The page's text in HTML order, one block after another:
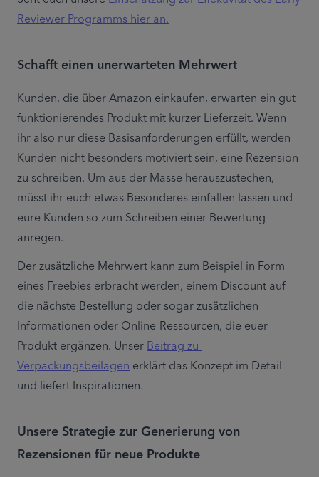
Reviewer Programms hier an.
Schafft einen unerwarteten Mehrwert
Kunden, die über Amazon einkaufen, erwarten ein gut
funktionierendes Produkt mit kurzer Lieferzeit. Wenn
ihr also nur diese Basisanforderungen erfüllt, werden
Kunden nicht besonders motiviert sein, eine Rezension
zu schreiben. Um aus der Masse herauszustechen,
müsst ihr euch etwas Besonderes einfallen lassen und
eure Kunden so zum Schreiben einer Bewertung
anregen.
Der zusätzliche Mehrwert kann zum Beispiel in Form
eines Freebies erbracht werden, einem Discount auf
die nächste Bestellung oder sogar zusätzlichen
Informationen oder Online-Ressourcen, die euer
Produkt ergänzen. Unser Beitrag zu
Verpackungsbeilagen erklärt das Konzept im Detail
und liefert Inspirationen.
Unsere Strategie zur Generierung von
Rezensionen für neue Produkte